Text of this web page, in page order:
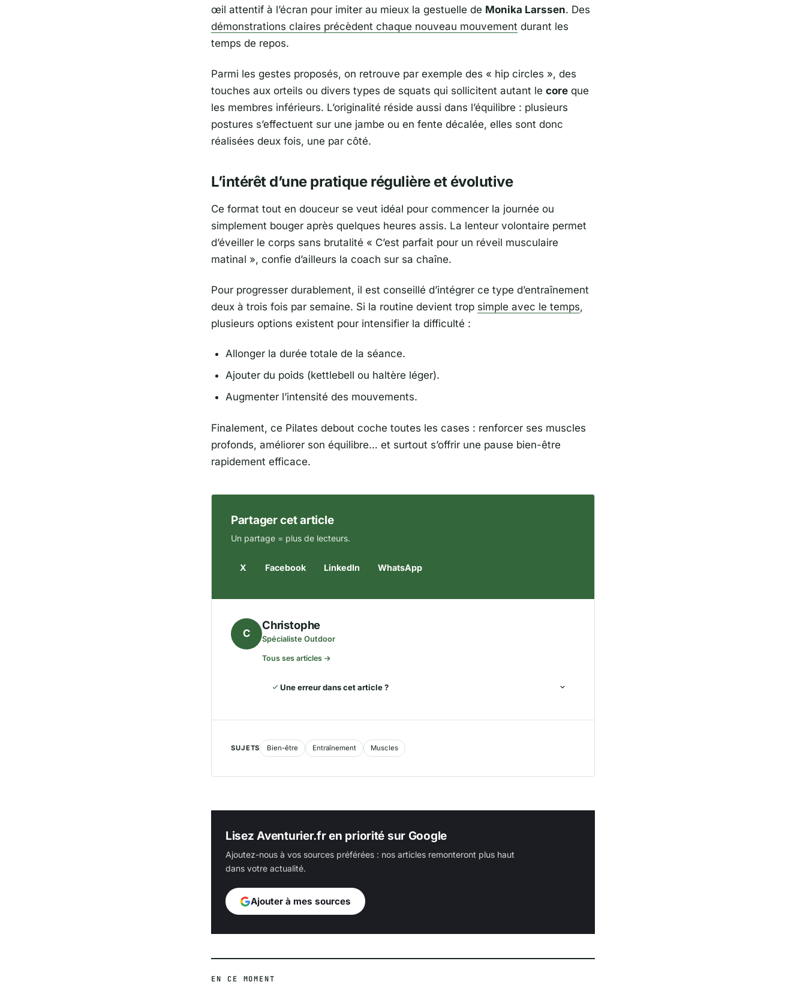
œil attentif à l’écran pour imiter au mieux la gestuelle de Monika Larssen. Des
démonstrations claires précèdent chaque nouveau mouvement durant les
temps de repos.
Parmi les gestes proposés, on retrouve par exemple des « hip circles », des
touches aux orteils ou divers types de squats qui sollicitent autant le core que
les membres inférieurs. L’originalité réside aussi dans l’équilibre : plusieurs
postures s’effectuent sur une jambe ou en fente décalée, elles sont donc
réalisées deux fois, une par côté.
L’intérêt d’une pratique régulière et évolutive
Ce format tout en douceur se veut idéal pour commencer la journée ou
simplement bouger après quelques heures assis. La lenteur volontaire permet
d’éveiller le corps sans brutalité « C’est parfait pour un réveil musculaire
matinal », confie d’ailleurs la coach sur sa chaîne.
Pour progresser durablement, il est conseillé d’intégrer ce type d’entraînement
deux à trois fois par semaine. Si la routine devient trop simple avec le temps,
plusieurs options existent pour intensifier la difficulté :
Allonger la durée totale de la séance.
Ajouter du poids (kettlebell ou haltère léger).
Augmenter l’intensité des mouvements.
Finalement, ce Pilates debout coche toutes les cases : renforcer ses muscles
profonds, améliorer son équilibre… et surtout s’offrir une pause bien-être
rapidement efficace.
Partager cet article
Un partage = plus de lecteurs.
X Facebook LinkedIn WhatsApp
C
Christophe
Spécialiste Outdoor
Tous ses articles →
Une erreur dans cet article ?
SUJETS Bien-être Entraînement Muscles
Lisez Aventurier.fr en priorité sur Google
Ajoutez-nous à vos sources préférées : nos articles remonteront plus haut
dans votre actualité.
Ajouter à mes sources
EN CE MOMENT